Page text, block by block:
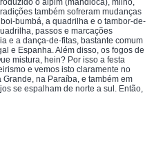
o aipim (mandioca), milho,
também sofreram mudanças
bumbá, a quadrilha e o tambor-de-
passos e marcações
e a dança-de-fitas, bastante comum
e Espanha. Além disso, os fogos de
mistura, hein? Por isso a festa
e vemos isto claramente no
na Paraíba, e também em
se espalham de norte a sul. Então,